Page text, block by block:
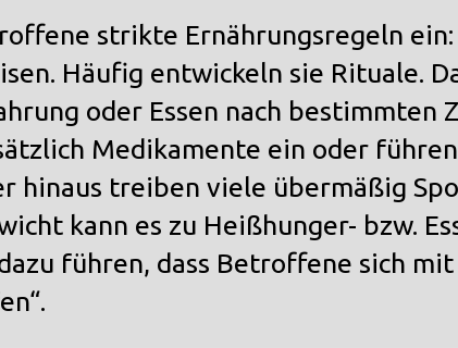
strikte Ernährungsregeln
Häufig entwickeln sie Rituale.
oder Essen nach bestimmten
Medikamente ein oder
hinaus treiben viele übermäßig
kann es zu Heißhunger- bzw.
führen, dass Betroffene sich